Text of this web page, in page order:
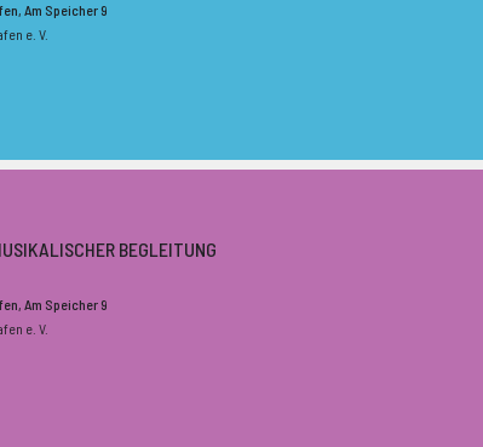
, Am Speicher 9
e. V.
BEGLEITUNG
, Am Speicher 9
e. V.